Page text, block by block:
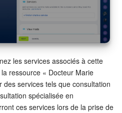
les services associés à cette
ressource « Docteur Marie
services tels que consultation
spécialisée en
ces services lors de la prise de